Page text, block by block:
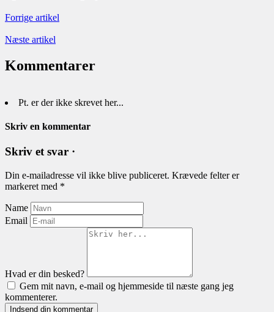
Forrige artikel
Næste artikel
Kommentarer
Pt. er der ikke skrevet her...
Skriv en kommentar
Skriv et svar ·
Din e-mailadresse vil ikke blive publiceret. Krævede felter er
markeret med *
Name
Email
Hvad er din besked?
Gem mit navn, e-mail og hjemmeside til næste gang jeg
kommenterer.
Indsend din kommentar